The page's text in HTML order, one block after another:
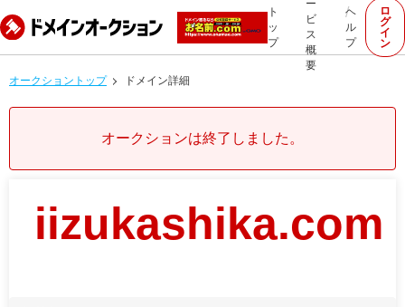
ト
ッ
プ
ー
ビ
ス
概
要
ヘ
ル
プ
ロ
グ
イ
ン
オークショントップ ドメイン詳細
オークションは終了しました。
iizukashika.com